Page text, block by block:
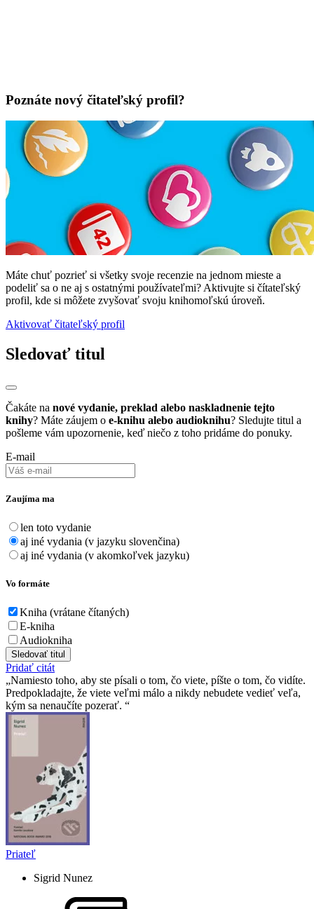
Poznáte nový čitateľský profil?
Máte chuť pozrieť si všetky svoje recenzie na jednom mieste a
podeliť sa o ne aj s ostatnými používateľmi? Aktivujte si čítateľský
profil, kde si môžete zvyšovať svoju knihomoľskú úroveň.
Aktivovať čitateľský profil
Sledovať titul
Čakáte na nové vydanie, preklad alebo naskladnenie tejto
knihy? Máte záujem o e-knihu alebo audioknihu? Sledujte titul a
pošleme vám upozornenie, keď niečo z toho pridáme do ponuky.
E-mail
Zaujíma ma
len toto vydanie
aj iné vydania (v jazyku slovenčina)
aj iné vydania (v akomkoľvek jazyku)
Vo formáte
Kniha (vrátane čítaných)
E-kniha
Audiokniha
Sledovať titul
Pridať citát
Namiesto toho, aby ste písali o tom, čo viete, píšte o tom, čo vidíte.
Predpokladajte, že viete veľmi málo a nikdy nebudete vedieť veľa,
kým sa nenaučíte pozerať.
Priateľ
Sigrid Nunez